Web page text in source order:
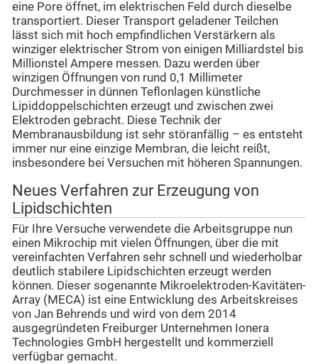
eine Pore öffnet, im elektrischen Feld durch dieselbe
transportiert. Dieser Transport geladener Teilchen
lässt sich mit hoch empfindlichen Verstärkern als
winziger elektrischer Strom von einigen Milliardstel bis
Millionstel Ampere messen. Dazu werden über
winzigen Öffnungen von rund 0,1 Millimeter
Durchmesser in dünnen Teflonlagen künstliche
Lipiddoppelschichten erzeugt und zwischen zwei
Elektroden gebracht. Diese Technik der
Membranausbildung ist sehr störanfällig – es entsteht
immer nur eine einzige Membran, die leicht reißt,
insbesondere bei Versuchen mit höheren Spannungen.
Neues Verfahren zur Erzeugung von
Lipidschichten
Für Ihre Versuche verwendete die Arbeitsgruppe nun
einen Mikrochip mit vielen Öffnungen, über die mit
vereinfachten Verfahren sehr schnell und wiederholbar
deutlich stabilere Lipidschichten erzeugt werden
können. Dieser sogenannte Mikroelektroden-Kavitäten-
Array (MECA) ist eine Entwicklung des Arbeitskreises
von Jan Behrends und wird von dem 2014
ausgegründeten Freiburger Unternehmen Ionera
Technologies GmbH hergestellt und kommerziell
verfügbar gemacht.